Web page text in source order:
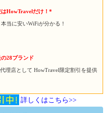
HowTravelだけ！*
当に安いWiFiが分かる！
28ブランド
限定割引を提供
詳しくはこちら>>